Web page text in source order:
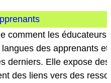
comment les
des apprenants
derniers. Elle expose
des liens vers des